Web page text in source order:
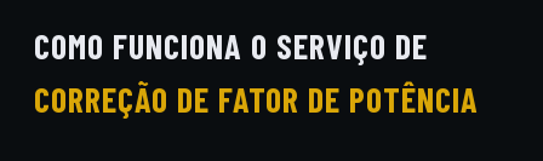
COMO FUNCIONA O SERVIÇO DE
CORREÇÃO DE FATOR DE POTÊNCIA